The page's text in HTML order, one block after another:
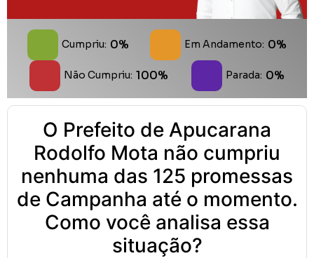
Cumpriu: 0% Em Andamento: 0%
Não Cumpriu: 100% Parada: 0%
O Prefeito de Apucarana
Rodolfo Mota não cumpriu
nenhuma das 125 promessas
de Campanha até o momento.
Como você analisa essa
situação?